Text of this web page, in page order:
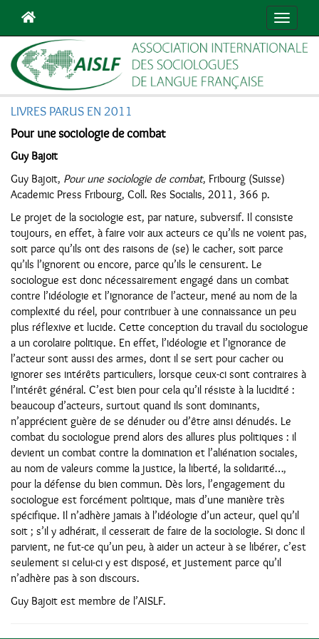
LIVRES PARUS EN 2011
Pour une sociologie de combat
Guy Bajoit
Guy Bajoit, Pour une sociologie de combat, Fribourg (Suisse)
Academic Press Fribourg, Coll. Res Socialis, 2011, 366 p.
Le projet de la sociologie est, par nature, subversif. Il consiste
toujours, en effet, à faire voir aux acteurs ce qu’ils ne voient pas,
soit parce qu’ils ont des raisons de (se) le cacher, soit parce
qu’ils l’ignorent ou encore, parce qu’ils le censurent. Le
sociologue est donc nécessairement engagé dans un combat
contre l’idéologie et l’ignorance de l’acteur, mené au nom de la
complexité du réel, pour contribuer à une connaissance un peu
plus réflexive et lucide. Cette conception du travail du sociologue
a un corolaire politique. En effet, l’idéologie et l’ignorance de
l’acteur sont aussi des armes, dont il se sert pour cacher ou
ignorer ses intérêts particuliers, lorsque ceux-ci sont contraires à
l’intérêt général. C’est bien pour cela qu’il résiste à la lucidité :
beaucoup d’acteurs, surtout quand ils sont dominants,
n’apprécient guère de se dénuder ou d’être ainsi dénudés. Le
combat du sociologue prend alors des allures plus politiques : il
devient un combat contre la domination et l’aliénation sociales,
au nom de valeurs comme la justice, la liberté, la solidarité…,
pour la défense du bien commun. Dès lors, l’engagement du
sociologue est forcément politique, mais d’une manière très
spécifique. Il n’adhère jamais à l’idéologie d’un acteur, quel qu’il
soit ; s’il y adhérait, il cesserait de faire de la sociologie. Si donc il
parvient, ne fut-ce qu’un peu, à aider un acteur à se libérer, c’est
seulement si celui-ci y est disposé, et justement parce qu’il
n’adhère pas à son discours.
Guy Bajoit est membre de l’AISLF.